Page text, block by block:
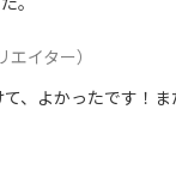
エイター）
、よかったです！